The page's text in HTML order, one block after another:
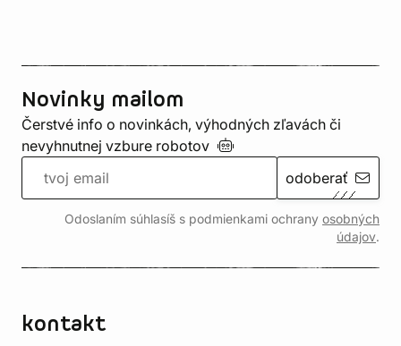
Novinky mailom
Čerstvé info o novinkách, výhodných zľavách či
nevyhnutnej vzbure robotov
odoberať
Odoslaním súhlasíš s podmienkami ochrany osobných
údajov.
kontakt